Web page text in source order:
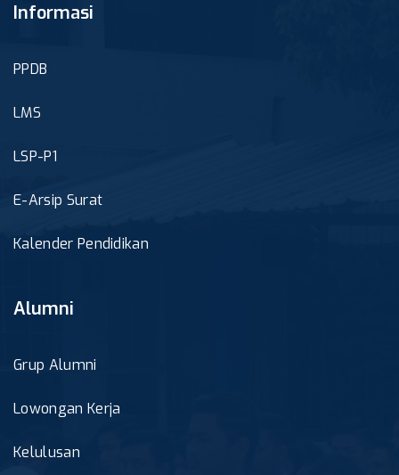
Informasi
PPDB
LMS
LSP-P1
E-Arsip Surat
Kalender Pendidikan
Alumni
Grup Alumni
Lowongan Kerja
Kelulusan